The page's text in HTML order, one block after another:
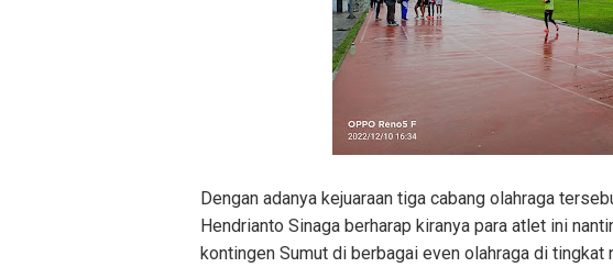
Dengan adanya kejuaraan tiga cabang olahraga
Hendrianto Sinaga berharap kiranya para atlet ini
kontingen Sumut di berbagai even olahraga di tingkat